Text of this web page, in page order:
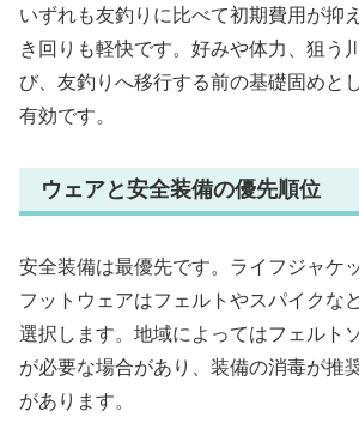
いずれも友釣りに比べて初期費用が抑
き回りも軽快です。好みや体力、狙う
び、友釣りへ移行する前の基礎固めと
有効です。
ウェアと安全装備の優先順位
安全装備は最優先です。ライフジャケ
フットウェアはフェルトやスパイクな
選択します。地域によってはフェルト
が必要な場合があり、装備の消毒が推
があります。